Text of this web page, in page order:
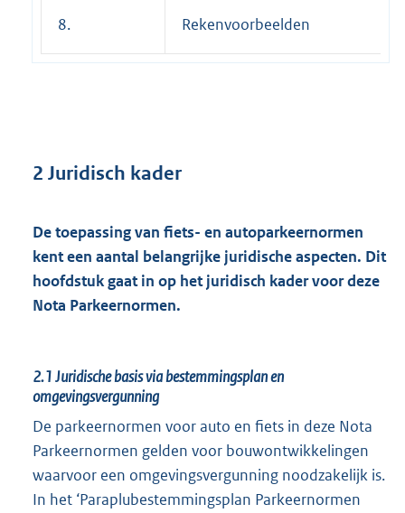
8. Rekenvoorbeelden
2 Juridisch kader
De toepassing van fiets- en autoparkeernormen
kent een aantal belangrijke juridische aspecten. Dit
hoofdstuk gaat in op het juridisch kader voor deze
Nota Parkeernormen.
2.1Juridische basis via bestemmingsplan en
omgevingsvergunning
De parkeernormen voor auto en fiets in deze Nota
Parkeernormen gelden voor bouwontwikkelingen
waarvoor een omgevingsvergunning noodzakelijk is.
In het ‘Paraplubestemmingsplan Parkeernormen